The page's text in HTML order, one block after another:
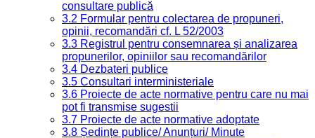
consultare publică
3.2 Formular pentru colectarea de propuneri,
opinii, recomandări cf. L 52/2003
3.3 Registrul pentru consemnarea și analizarea
propunerilor, opiniilor sau recomandărilor
3.4 Dezbateri publice
3.5 Consultari interministeriale
3.6 Proiecte de acte normative pentru care nu mai
pot fi transmise sugestii
3.7 Proiecte de acte normative adoptate
3.8 Ședințe publice/ Anunțuri/ Minute